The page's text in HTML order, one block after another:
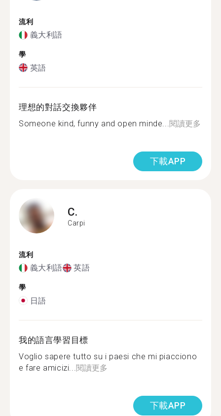
流利
義大利語
學
英語
理想的對話交換夥伴
Someone kind, funny and open minde... 閱讀更多
下載APP
C.
Carpi
流利
義大利語 英語
學
日語
我的語言學習目標
Voglio sapere tutto su i paesi che mi piacciono
e fare amicizi... 閱讀更多
下載APP